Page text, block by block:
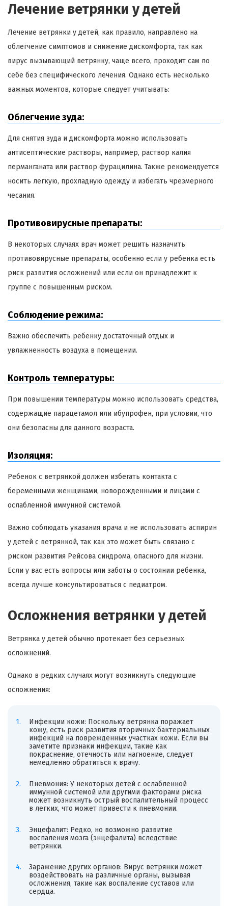
Лечение ветрянки у детей
Лечение ветрянки у детей, как правило, направлено на
облегчение симптомов и снижение дискомфорта, так как
вирус вызывающий ветрянку, чаще всего, проходит сам по
себе без специфического лечения. Однако есть несколько
важных моментов, которые следует учитывать:
Облегчение зуда:
Для снятия зуда и дискомфорта можно использовать
антисептические растворы, например, раствор калия
перманганата или раствор фурацилина. Также рекомендуется
носить легкую, прохладную одежду и избегать чрезмерного
чесания.
Противовирусные препараты:
В некоторых случаях врач может решить назначить
противовирусные препараты, особенно если у ребенка есть
риск развития осложнений или если он принадлежит к
группе с повышенным риском.
Соблюдение режима:
Важно обеспечить ребенку достаточный отдых и
увлажненность воздуха в помещении.
Контроль температуры:
При повышении температуры можно использовать средства,
содержащие парацетамол или ибупрофен, при условии, что
они безопасны для данного возраста.
Изоляция:
Ребенок с ветрянкой должен избегать контакта с
беременными женщинами, новорожденными и лицами с
ослабленной иммунной системой.
Важно соблюдать указания врача и не использовать аспирин
у детей с ветрянкой, так как это может быть связано с
риском развития Рейсова синдрома, опасного для жизни.
Если у вас есть вопросы или заботы о состоянии ребенка,
всегда лучше консультироваться с педиатром.
Осложнения ветрянки у детей
Ветрянка у детей обычно протекает без серьезных
осложнений.
Однако в редких случаях могут возникнуть следующие
осложнения:
Инфекции кожи: Поскольку ветрянка поражает
кожу, есть риск развития вторичных бактериальных
инфекций на поврежденных участках кожи. Если вы
заметите признаки инфекции, такие как
покраснение, отечность или нагноение, следует
немедленно обратиться к врачу.
Пневмония: У некоторых детей с ослабленной
иммунной системой или другими факторами риска
может возникнуть острый воспалительный процесс
в легких, что может привести к пневмонии.
Энцефалит: Редко, но возможно развитие
воспаления мозга (энцефалита) вследствие
ветрянки.
Заражение других органов: Вирус ветрянки может
воздействовать на различные органы, вызывая
осложнения, такие как воспаление суставов или
сердца.